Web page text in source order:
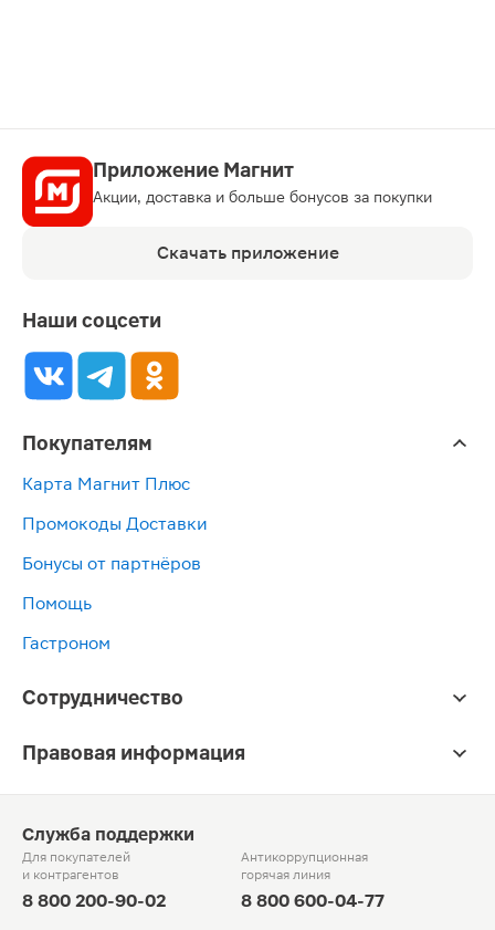
Приложение Магнит
Акции, доставка и больше бонусов за покупки
Скачать приложение
Наши соцсети
Покупателям
Карта Магнит Плюс
Промокоды Доставки
Бонусы от партнёров
Помощь
Гастроном
Сотрудничество
Правовая информация
Служба поддержки
Для покупателей
и контрагентов
8 800 200-90-02
Антикоррупционная
горячая линия
8 800 600-04-77